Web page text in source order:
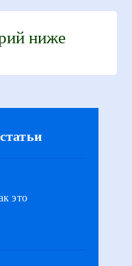
ниже
это